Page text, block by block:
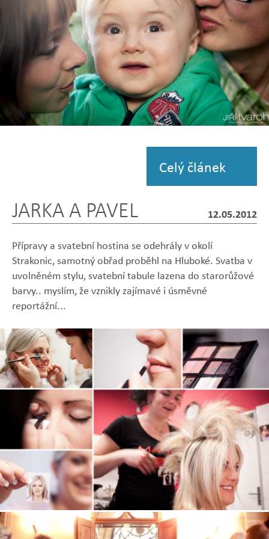
fotografii
fotografii
fotografii
fotografii
fotografii
Celý článek
JARKA A PAVEL 12.05.2012
Přípravy a svatební hostina se odehrály v okolí
Strakonic, samotný obřad proběhl na Hluboké. Svatba v
uvolněném stylu, svatební tabule lazena do starorůžové
barvy.. myslím, že vznikly zajímavé i úsměvné
reportážní...
Zobrazit
fotografii